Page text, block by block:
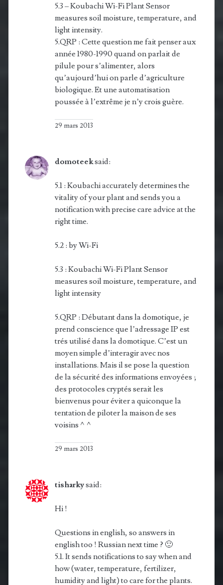
5.3 – Koubachi Wi-Fi Plant Sensor
measures soil moisture, tem­perature, and
light intensity.
5.QRP : Cette question me fait penser aux
année 1980-1990 quand on parlait de
pilule pour s’alimenter, alors
qu’aujourd’hui on parle d’agriculture
biologique. Et une automatisation
poussée à l’extrême je n’y crois guère.
29 mars 2013
domoteeksaid:
5.1 : Koubachi accurately determines the
vitality of your plant and sends you a
notification with precise care advice at the
right time.
5.2 : by Wi-Fi
5.3 : Koubachi Wi-Fi Plant Sensor
measures soil moisture, tem­perature, and
light intensity
5.QRP : Débutant dans la domotique, je
prend conscience que l’adressage IP est
trés utilisé dans la domotique. C’est un
moyen simple d’interagir avec nos
installations. Mais il se pose la question
de la sécurité des informations envoyées ;
des protocoles cryptés serait les
bienvenus pour éviter a quiconque la
tentation de piloter la maison de ses
voisins ^^
29 mars 2013
tisharkysaid:
Hi !
Questions in english, so answers in
english too ! Russian next time ? 🙂
5.1. It sends notifications to say when and
how (water, temperature, fertilizer,
humidity and light) to care for the plants.